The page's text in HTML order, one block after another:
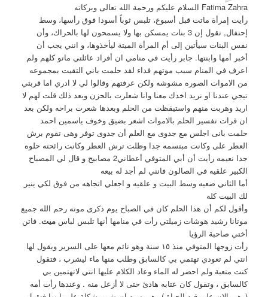
Fatima Zahra السلام عليكم ورحمة الله تعالى وبركاته
رأيت إمرأة ماتت قبل أسبوع، تلبس ثوباً أسودا فوق رأسها، وسط
إحتفال, تقول إن 3 بنات يمسكن بها ولا يسمحون لها بالحراك، وأن
نفس البنات سيأتين إلى أم المرأة الميتة ليأخذوها، و انني يجب أن
أخبر أمها وابنتها. جابر رأيت في منامي ان أفراد عائلتي ماتو كلهم ولم
اعرف في المنام سبب موتهم فداء لقد حلمت باني التقيت بمجموعه
من الاموات الصوره مشوشه ولكن عرفتهم وقالوا لي لا ادري اما قربتي
تيجي عندنا او نريد اخدك معنا وانا شعلرت بالحزن وبعد ذلك قلت لهم لا
اريد وهربت منهم واستيقظت من الحلم وبعدها شعرت براحه ولكن بعد
ان قرات تفسير الحلم بالاموات اشعر بضيق وخوف ياسمين احمد
حلمت بانى اجلس مع جدوى مع العلم أن جدوى توفر وهى تقوم برش
العطر على وكانت مبتسمه جدا وظلت ترش العطر وكانت رائحته حلوه
جدا نعيمه رأيت أن أبي المتوفي أعطاني2 مصابيح و قال لي المصباح
الكبير علقيه في الصالون فانني لم أجد له بيعه
أما الثاني ضعيه وسط البيت و علقيه و اجعلي اتجاهه من فوق لكي ينير
لك البيت كله
وأقول لكم أن هذا الحلم كان في الصباح يوم ذكرى موته رحم الله جميع
موتانا رشيد هوشات زميلتي رأت في منامها أنها تلبس لباسميت. فاتن
أختي صاحبة الرؤيا
رأت زوجها المتوفي منذ ١٥ سنة وهو نائم معها على السرير ويقول لها
انتي لم تعودي تهتمي بي كالسابق وطلب منها ماء ليشرب ، فتقول
كنت متعبة ولم احضر له الماء وعاد الكلام عليها انتي لاتهتمين بي
كالسابق ، وتقول كان عتابه هادئ حتى لا أزعل منه . وعندها رأت أمه